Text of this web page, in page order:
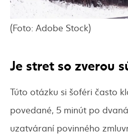
(Foto: Adobe Stock)
Je stret so zverou
Túto otázku si šoféri často
povedané, 5 minút po
uzatváraní povinného